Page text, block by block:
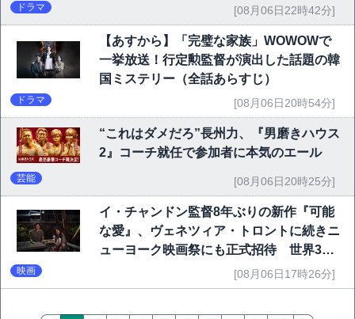
ドラマ [08月06日22時42分]
【あすから】「完璧な家族」WOWOWで
一挙放送！行定勲監督が演出した話題の韓
国ミステリー（全話あらすじ）
ドラマ [08月06日20時54分]
“これはダメだろ”長州力、『男磨きハウス
2』コーチ就任で参加者に本気のエール
芸能 [08月06日20時25分]
イ・チャンドン監督8年ぶりの新作『可能
な愛』、ヴェネツィア・トロントに続きニ
ューヨーク映画祭にも正式招待 世界3大
映画祭で快挙｜Netflix映画
映画 [08月06日17時26分]